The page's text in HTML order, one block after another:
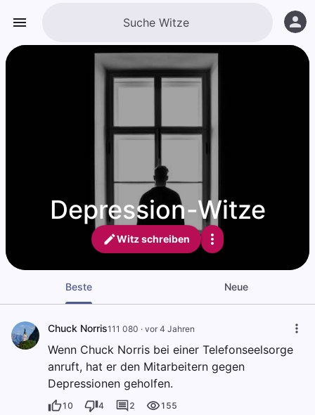
Depression-Witze
Witz schreiben
Beste Neue
Chuck Norris111 080 · vor 4 Jahren
Wenn Chuck Norris bei einer Telefonseelsorge
anruft, hat er den Mitarbeitern gegen
Depressionen geholfen.
10 4 2 155